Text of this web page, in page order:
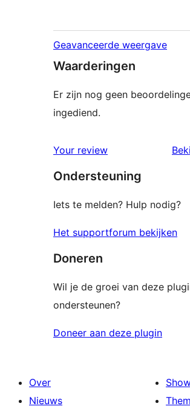
Geavanceerde weergave
Waarderingen
Er zijn nog geen
ingediend.
Your review
Ondersteuning
Iets te melden? Hulp nodig?
Het supportforum bekijken
Doneren
Wil je de groei van deze
ondersteunen?
Doneer aan deze plugin
Over
Nieuws